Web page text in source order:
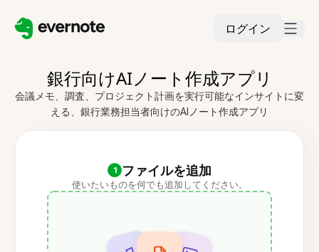
ログイン
銀行向けAIノート作成アプリ
会議メモ、調査、プロジェクト計画を実行可能なインサイトに変
える、銀行業務担当者向けのAIノート作成アプリ
1 ファイルを追加
使いたいものを何でも追加してください。